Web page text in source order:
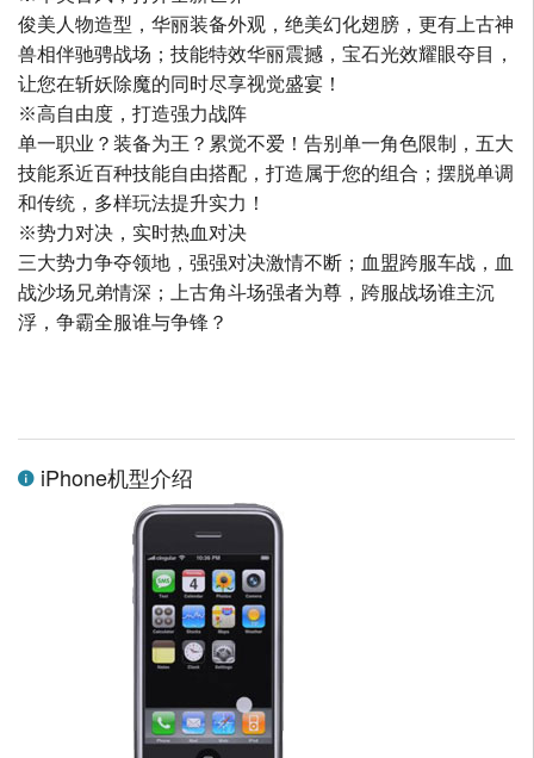
俊美人物造型，华丽装备外观，绝美幻化翅膀，更有上古神
兽相伴驰骋战场；技能特效华丽震撼，宝石光效耀眼夺目，
让您在斩妖除魔的同时尽享视觉盛宴！
※高自由度，打造强力战阵
单一职业？装备为王？累觉不爱！告别单一角色限制，五大
技能系近百种技能自由搭配，打造属于您的组合；摆脱单调
和传统，多样玩法提升实力！
※势力对决，实时热血对决
三大势力争夺领地，强强对决激情不断；血盟跨服车战，血
战沙场兄弟情深；上古角斗场强者为尊，跨服战场谁主沉
浮，争霸全服谁与争锋？
iPhone机型介绍